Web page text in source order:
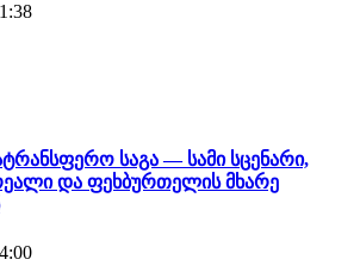
საგა — სამი სცენარი,
და ფეხბურთელის მხარე